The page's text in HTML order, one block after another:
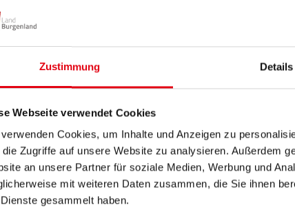
Zustimmung Details
Webseite verwendet Cookies
Cookies, um Inhalte und Anzeigen zu
die Zugriffe auf unsere Website zu analysieren. Außerdem
an unsere Partner für soziale Medien, Werbung und
mit weiteren Daten zusammen, die Sie ihnen
gesammelt haben.
und
Dienst
und Bodenschutz
Hauptreferatsleiterin:
Telefon: 057-600/2635
E-Mail:post.a4(at)bgld.gv.at
Referat Agrarwesen